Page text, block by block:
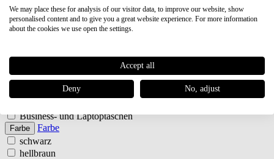
Schultertaschen
Shopper
Umhängetaschen
Handtaschen
Schultertaschen
Business- und Laptoptaschen
Farbe
Farbe
schwarz
hellbraun
We may place these for analysis of our visitor data, to improve our website, show
personalised content and to give you a great website experience. For more information
about the cookies we use open the settings.
Accept all
Deny No, adjust